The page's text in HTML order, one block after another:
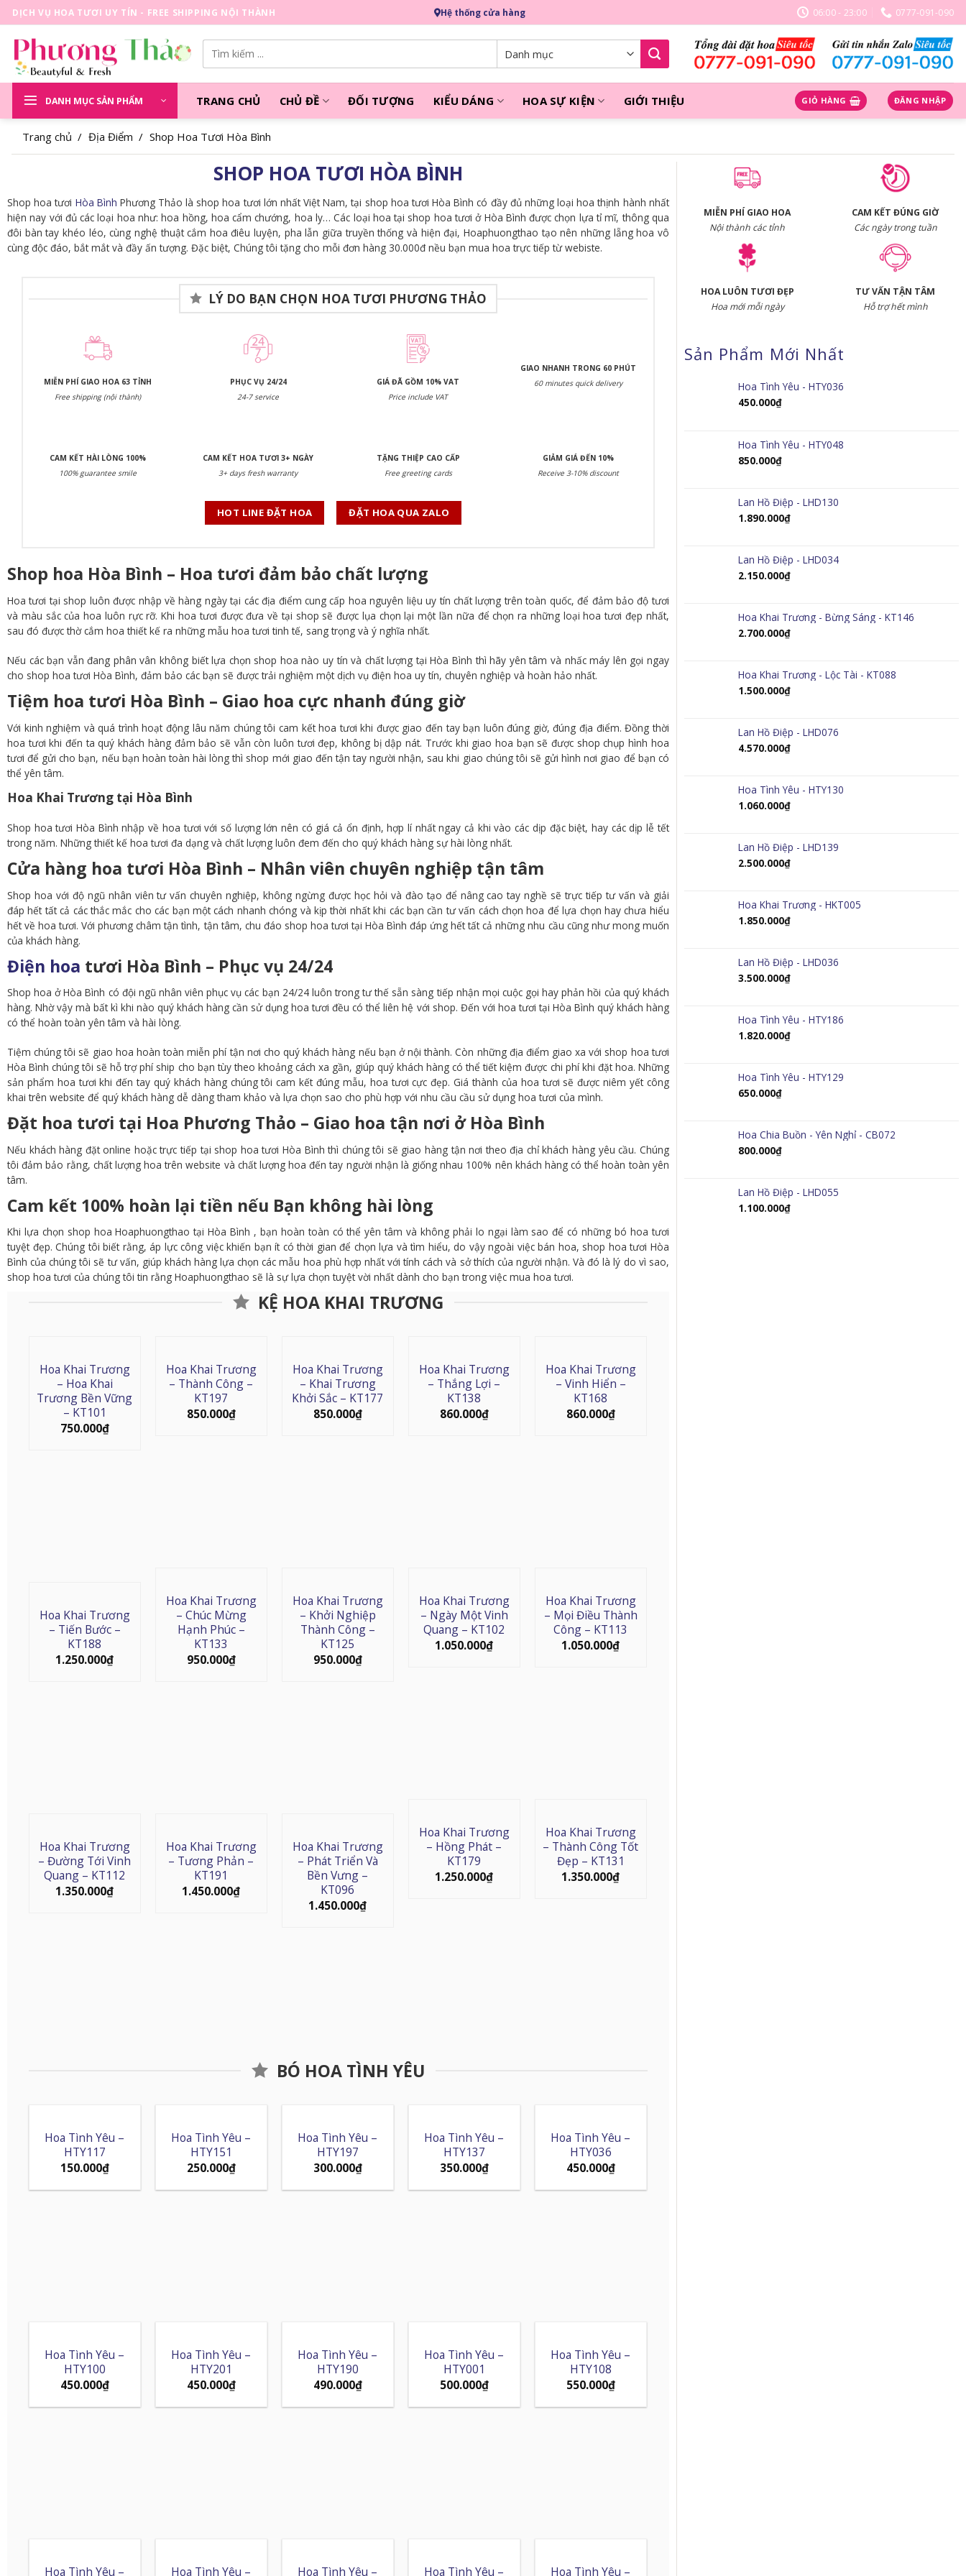
Skip
to
content
DỊCH VỤ HOA TƯƠI UY TÍN - FREE SHIPPING NỘI THÀNH Hệ thống cửa hàng 06:00 - 23:00 0777-091-090
kiếm:
DANH MỤC SẢN PHẨM TRANG CHỦ CHỦ ĐỀ ĐỐI TƯỢNG KIỂU DÁNG HOA SỰ KIỆN GIỚI THIỆU GIỎ HÀNG ĐĂNG NHẬP
Trang chủ / Địa Điểm / Shop Hoa Tươi Hòa Bình
SHOP HOA TƯƠI HÒA BÌNH
Shop hoa tươi Hòa Bình Phương Thảo là shop hoa tươi lớn nhất Việt Nam, tại shop hoa tươi Hòa Bình có đầy đủ những loại hoa thịnh hành nhất
hiện nay với đủ các loại hoa như: hoa hồng, hoa cẩm chướng, hoa ly… Các loại hoa tại shop hoa tươi ở Hòa Bình được chọn lựa tỉ mĩ, thông qua
đôi bàn tay khéo léo, cùng nghệ thuật cắm hoa điêu luyện, pha lẫn giữa truyền thống và hiện đại, Hoaphuongthao tạo nên những lẵng hoa vô
cùng độc đáo, bắt mắt và đầy ấn tượng. Đặc biệt, Chúng tôi tặng cho mỗi đơn hàng 30.000đ nều bạn mua hoa trực tiếp từ webiste.
LÝ DO BẠN CHỌN HOA TƯƠI PHƯƠNG THẢO
MIỄN PHÍ GIAO HOA 63 TỈNH
Free shipping (nội thành)
PHỤC VỤ 24/24
24-7 service
GIÁ ĐÃ GỒM 10% VAT
Price include VAT
GIAO NHANH TRONG 60 PHÚT
60 minutes quick delivery
CAM KẾT HÀI LÒNG 100%
100% guarantee smile
CAM KẾT HOA TƯƠI 3+ NGÀY
3+ days fresh warranty
TẶNG THIỆP CAO CẤP
Free greeting cards
GIẢM GIÁ ĐẾN 10%
Receive 3-10% discount
HOT LINE ĐẶT HOA ĐẶT HOA QUA ZALO
Shop hoa Hòa Bình – Hoa tươi đảm bảo chất lượng
Hoa tươi tại shop luôn được nhập về hàng ngày tại các địa điểm cung cấp hoa nguyên liệu uy tín chất lượng trên toàn quốc, để đảm bảo độ tươi
và màu sắc của hoa luôn rực rỡ. Khi hoa tươi được đưa về tại shop sẽ được lụa chọn lại một lần nữa để chọn ra những loại hoa tươi đẹp nhất,
sau đó được thờ cắm hoa thiết kế ra những mẫu hoa tươi tinh tế, sang trọng và ý nghĩa nhất.
Nếu các bạn vẫn đang phân vân không biết lựa chọn shop hoa nào uy tín và chất lượng tại Hòa Bình thì hãy yên tâm và nhấc máy lên gọi ngay
cho shop hoa tươi Hòa Bình, đảm bảo các bạn sẽ được trải nghiệm một dịch vụ điện hoa uy tín, chuyên nghiệp và hoàn hảo nhất.
Tiệm hoa tươi Hòa Bình – Giao hoa cực nhanh đúng giờ
Với kinh nghiệm và quá trình hoạt động lâu năm chúng tôi cam kết hoa tươi khi được giao đến tay bạn luôn đúng giờ, đúng địa điểm. Đồng thời
hoa tươi khi đến ta quý khách hàng đảm bảo sẽ vẫn còn luôn tươi đẹp, không bị dập nát. Trước khi giao hoa bạn sẽ được shop chụp hình hoa
tươi để gửi cho bạn, nếu bạn hoàn toàn hài lòng thì shop mới giao đến tận tay người nhận, sau khi giao chúng tôi sẽ gửi hình nơi giao để bạn có
thể yên tâm.
Hoa Khai Trương tại Hòa Bình
Shop hoa tươi Hòa Bình nhập về hoa tươi với số lượng lớn nên có giá cả ổn định, hợp lí nhất ngay cả khi vào các dịp đặc biệt, hay các dịp lễ tết
trong năm. Những thiết kế hoa tươi đa dạng và chất lượng luôn đem đến cho quý khách hàng sự hài lòng nhất.
Cửa hàng hoa tươi Hòa Bình – Nhân viên chuyên nghiệp tận tâm
Shop hoa với độ ngũ nhân viên tư vấn chuyên nghiệp, không ngừng được học hỏi và đào tạo để nâng cao tay nghề sẽ trực tiếp tư vấn và giải
đáp hết tất cả các thắc mắc cho các bạn một cách nhanh chóng và kịp thời nhất khi các bạn cần tư vấn cách chọn hoa để lựa chọn hay chưa hiểu
hết về hoa tươi. Với phương châm tận tình, tận tâm, chu đáo shop hoa tươi tại Hòa Bình đáp ứng hết tất cả những nhu cầu cũng như mong muốn
của khách hàng.
Điện hoa tươi Hòa Bình – Phục vụ 24/24
Shop hoa ở Hòa Bình có đội ngũ nhân viên phục vụ các bạn 24/24 luôn trong tư thế sẵn sàng tiếp nhận mọi cuộc gọi hay phản hồi của quý khách
hàng. Nhờ vậy mà bất kì khi nào quý khách hàng cần sử dụng hoa tươi đều có thể liên hệ với shop. Đến với hoa tươi tại Hòa Bình quý khách hàng
có thể hoàn toàn yên tâm và hài lòng.
Tiệm chúng tôi sẽ giao hoa hoàn toàn miễn phí tận nơi cho quý khách hàng nếu bạn ở nội thành. Còn những địa điểm giao xa với shop hoa tươi
Hòa Bình chúng tôi sẽ hỗ trợ phí ship cho bạn tùy theo khoảng cách xa gần, giúp quý khách hàng có thể tiết kiệm được chi phí khi đặt hoa. Những
sản phẩm hoa tươi khi đến tay quý khách hàng chúng tôi cam kết đúng mẫu, hoa tươi cực đẹp. Giá thành của hoa tươi sẽ được niêm yết công
khai trên website để quý khách hàng dễ dàng tham khảo và lựa chọn sao cho phù hợp với nhu cầu cầu sử dụng hoa tươi của mình.
Đặt hoa tươi tại Hoa Phương Thảo – Giao hoa tận nơi ở Hòa Bình
Nếu khách hàng đặt online hoặc trực tiếp tại shop hoa tươi Hòa Bình thì chúng tôi sẽ giao hàng tận nơi theo địa chỉ khách hàng yêu cầu. Chúng
tôi đảm bảo rằng, chất lượng hoa trên website và chất lượng hoa đến tay người nhận là giống nhau 100% nên khách hàng có thể hoàn toàn yên
tâm.
Cam kết 100% hoàn lại tiền nếu Bạn không hài lòng
Khi lựa chọn shop hoa Hoaphuongthao tại Hòa Bình , bạn hoàn toàn có thể yên tâm và không phải lo ngại làm sao để có những bó hoa tươi
tuyệt đẹp. Chúng tôi biết rằng, áp lực công việc khiến bạn ít có thời gian để chọn lựa và tìm hiểu, do vậy ngoài việc bán hoa, shop hoa tươi Hòa
Bình của chúng tôi sẽ tư vấn, giúp khách hàng lựa chọn các mẫu hoa phù hợp nhất với tính cách và sở thích của người nhận. Và đó là lý do vì sao,
shop hoa tươi của chúng tôi tin rằng Hoaphuongthao sẽ là sự lựa chọn tuyệt vời nhất dành cho bạn trong việc mua hoa tươi.
KỆ HOA KHAI TRƯƠNG
Hoa Khai Trương
– Hoa Khai
Trương Bền Vững
– KT101
750.000₫
Hoa Khai Trương
– Thành Công –
KT197
850.000₫
Hoa Khai Trương
– Khai Trương
Khởi Sắc – KT177
850.000₫
Hoa Khai Trương
– Thắng Lợi –
KT138
860.000₫
Hoa Khai Trương
– Vinh Hiển –
KT168
860.000₫
Hoa Khai Trương
– Chúc Mừng
Hạnh Phúc –
KT133
950.000₫
Hoa Khai Trương
– Khởi Nghiệp
Thành Công –
KT125
950.000₫
Hoa Khai Trương
– Ngày Một Vinh
Quang – KT102
1.050.000₫
Hoa Khai Trương
– Mọi Điều Thành
Công – KT113
1.050.000₫
Hoa Khai Trương
– Tiến Bước –
KT188
1.250.000₫
Hoa Khai Trương
– Hồng Phát –
KT179
1.250.000₫
Hoa Khai Trương
– Thành Công Tốt
Đẹp – KT131
1.350.000₫
Hoa Khai Trương
– Đường Tới Vinh
Quang – KT112
1.350.000₫
Hoa Khai Trương
– Tương Phản –
KT191
1.450.000₫
Hoa Khai Trương
– Phát Triển Và
Bền Vưng –
KT096
1.450.000₫
BÓ HOA TÌNH YÊU
Hoa Tình Yêu –
HTY117
150.000₫
Hoa Tình Yêu –
HTY151
250.000₫
Hoa Tình Yêu –
HTY197
300.000₫
Hoa Tình Yêu –
HTY137
350.000₫
Hoa Tình Yêu –
HTY036
450.000₫
Hoa Tình Yêu –
HTY100
450.000₫
Hoa Tình Yêu –
HTY201
450.000₫
Hoa Tình Yêu –
HTY190
490.000₫
Hoa Tình Yêu –
HTY001
500.000₫
Hoa Tình Yêu –
HTY108
550.000₫
Hoa Tình Yêu – Hoa Tình Yêu – Hoa Tình Yêu – Hoa Tình Yêu – Hoa Tình Yêu –
MIỄN PHÍ GIAO HOA
Nội thành các tỉnh
CAM KẾT ĐÚNG GIỜ
Các ngày trong tuần
HOA LUÔN TƯƠI ĐẸP
Hoa mới mỗi ngày
TƯ VẤN TẬN TÂM
Hỗ trợ hết mình
Sản Phẩm Mới Nhất
Hoa Tình Yêu - HTY036
450.000₫
Hoa Tình Yêu - HTY048
850.000₫
Lan Hồ Điệp - LHD130
1.890.000₫
Lan Hồ Điệp - LHD034
2.150.000₫
Hoa Khai Trương - Bừng Sáng - KT146
2.700.000₫
Hoa Khai Trương - Lộc Tài - KT088
1.500.000₫
Lan Hồ Điệp - LHD076
4.570.000₫
Hoa Tình Yêu - HTY130
1.060.000₫
Lan Hồ Điệp - LHD139
2.500.000₫
Hoa Khai Trương - HKT005
1.850.000₫
Lan Hồ Điệp - LHD036
3.500.000₫
Hoa Tình Yêu - HTY186
1.820.000₫
Hoa Tình Yêu - HTY129
650.000₫
Hoa Chia Buồn - Yên Nghỉ - CB072
800.000₫
Lan Hồ Điệp - LHD055
1.100.000₫